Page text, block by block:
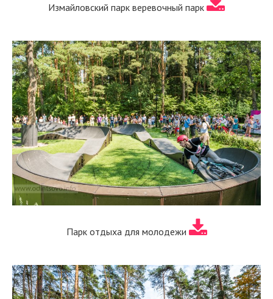
Измайловский парк веревочный парк
Парк отдыха для молодежи